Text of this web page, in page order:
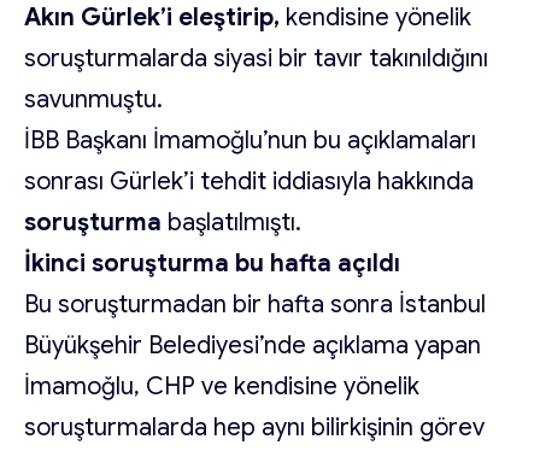
Akın Gürlek’i eleştirip, kendisine yönelik
soruşturmalarda siyasi bir tavır takınıldığını
savunmuştu.
İBB Başkanı İmamoğlu’nun bu açıklamaları
sonrası Gürlek’i tehdit iddiasıyla hakkında
soruşturma başlatılmıştı.
İkinci soruşturma bu hafta açıldı
Bu soruşturmadan bir hafta sonra İstanbul
Büyükşehir Belediyesi’nde açıklama yapan
İmamoğlu, CHP ve kendisine yönelik
soruşturmalarda hep aynı bilirkişinin görev